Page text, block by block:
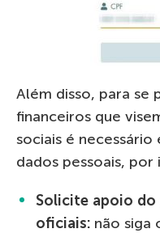
Além disso, para
financeiros que
sociais é
dados pessoais, por
Solicite apoio do
oficiais: não siga